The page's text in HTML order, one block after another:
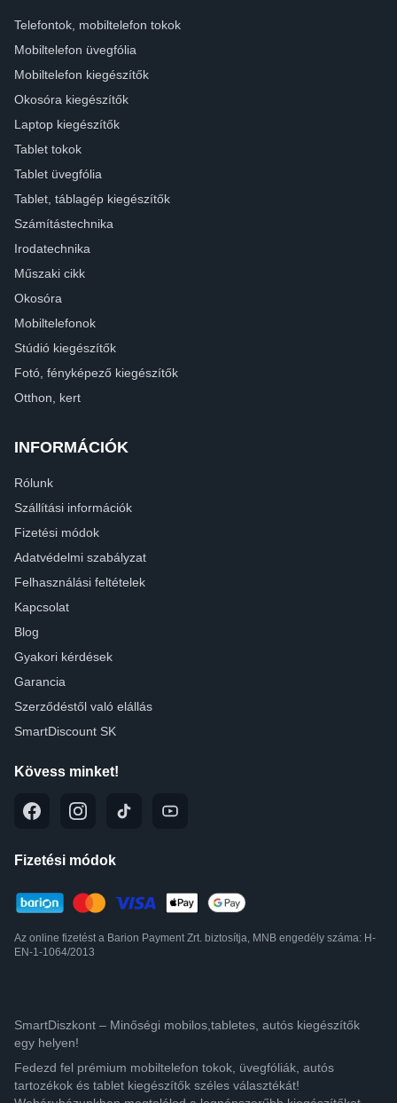
Telefontok, mobiltelefon tokok
Mobiltelefon üvegfólia
Mobiltelefon kiegészítők
Okosóra kiegészítők
Laptop kiegészítők
Tablet tokok
Tablet üvegfólia
Tablet, táblagép kiegészítők
Számítástechnika
Irodatechnika
Műszaki cikk
Okosóra
Mobiltelefonok
Stúdió kiegészítők
Fotó, fényképező kiegészítők
Otthon, kert
INFORMÁCIÓK
Rólunk
Szállítási információk
Fizetési módok
Adatvédelmi szabályzat
Felhasználási feltételek
Kapcsolat
Blog
Gyakori kérdések
Garancia
Szerződéstől való elállás
SmartDiscount SK
Kövess minket!
Fizetési módok
Az online fizetést a Barion Payment Zrt. biztosítja, MNB engedély száma: H-
EN-1-1064/2013
SmartDiszkont – Minőségi mobilos,tabletes, autós kiegészítők
egy helyen!
Fedezd fel prémium mobiltelefon tokok, üvegfóliák, autós
tartozékok és tablet kiegészítők széles választékát!